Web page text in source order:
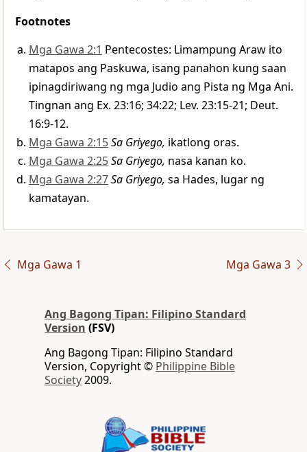
Footnotes
Mga Gawa 2:1 Pentecostes: Limampung Araw ito
matapos ang Paskuwa, isang panahon kung saan
ipinagdiriwang ng mga Judio ang Pista ng Mga Ani.
Tingnan ang Ex. 23:16; 34:22; Lev. 23:15-21; Deut.
16:9-12.
Mga Gawa 2:15Sa Griyego, ikatlong oras.
Mga Gawa 2:25Sa Griyego, nasa kanan ko.
Mga Gawa 2:27Sa Griyego, sa Hades, lugar ng
kamatayan.
Mga Gawa 1 Mga Gawa 3
Ang Bagong Tipan: Filipino Standard
Version (FSV)
Ang Bagong Tipan: Filipino Standard
Version, Copyright © Philippine Bible
Society2009.